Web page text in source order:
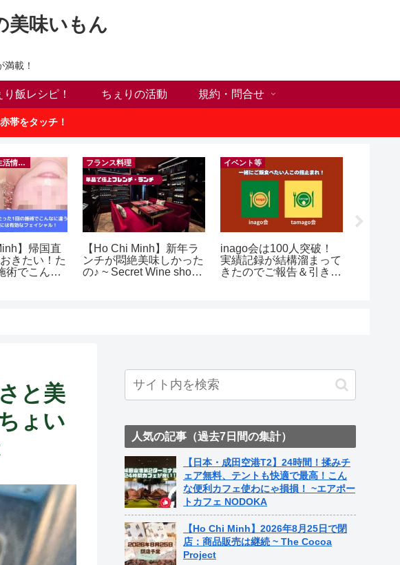
美味いもん
載！
り飯レシピ！ ちぇりの活動 規約・問合せ
帯をタッチ！
ちぇり info（生活情報）
】帰国直
きたい！た
術でこんな
Rosereve
フランス料理
【Ho Chi Minh】新年ラ
ンチが悶絶美味しかった
の♪ ~ Secret Wine shop
イベント等
inago会は100人突破！
実績記録が結構溜まって
きたのでご報告＆引き続
と美
ょい
人気の記事（過去7日間の集計）
【日本・成田空港T2】24時間！揉みチ
ェア無料、テントも快適で最高！こん
な便利カフェ使わにゃ損損！ ~エアポー
トカフェ NODOKA
【Ho Chi Minh】2026年8月25日で閉
店：商品販売は継続 ~ The Cocoa
Project